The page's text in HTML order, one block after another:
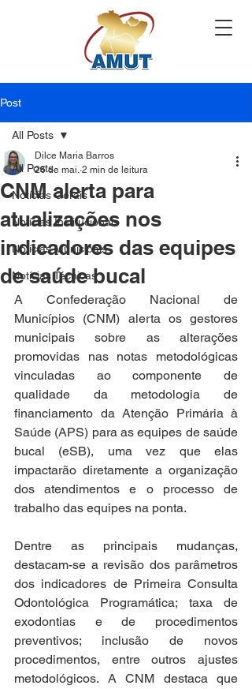
Post
All Posts
Notícias Gerais
Notícias Institucionais
Notícias Municipais
Notícias Técnicas
All Posts
CNM alerta para
atualizações nos
indicadores das equipes
de saúde bucal
Dilce Maria Barros
26 de mai. 2 min de leitura
A Confederação Nacional de
Municípios (CNM) alerta os gestores
municipais sobre as alterações
promovidas nas notas metodológicas
vinculadas ao componente de
qualidade da metodologia de
financiamento da Atenção Primária à
Saúde (APS) para as equipes de saúde
bucal (eSB), uma vez que elas
impactarão diretamente a organização
dos atendimentos e o processo de
trabalho das equipes na ponta.
Dentre as principais mudanças,
destacam-se a revisão dos parâmetros
dos indicadores de Primeira Consulta
Odontológica Programática; taxa de
exodontias e de procedimentos
preventivos; inclusão de novos
procedimentos, entre outros ajustes
metodológicos. A CNM destaca que